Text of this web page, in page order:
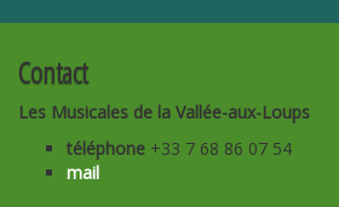
Contact
Les Musicales de la Vallée-aux-Loups
téléphone +33 7 68 86 07 54
mail